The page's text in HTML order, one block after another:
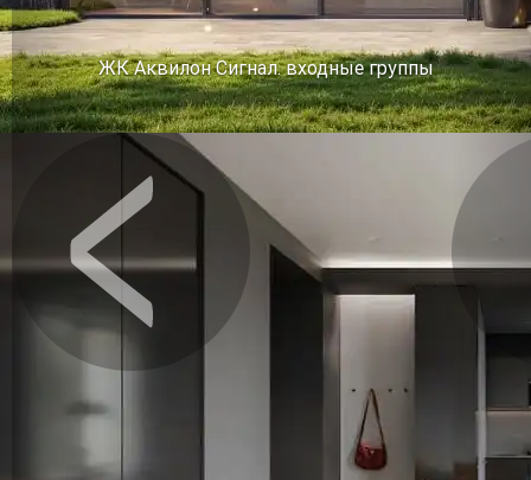
ЖК Аквилон Сигнал. входные группы